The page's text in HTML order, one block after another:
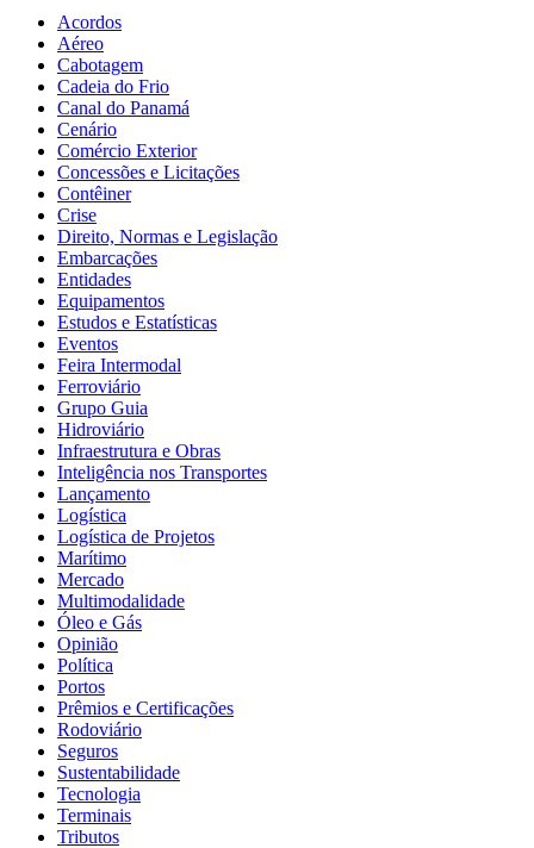
Acordos
Aéreo
Cabotagem
Cadeia do Frio
Canal do Panamá
Cenário
Comércio Exterior
Concessões e Licitações
Contêiner
Crise
Direito, Normas e Legislação
Embarcações
Entidades
Equipamentos
Estudos e Estatísticas
Eventos
Feira Intermodal
Ferroviário
Grupo Guia
Hidroviário
Infraestrutura e Obras
Inteligência nos Transportes
Lançamento
Logística
Logística de Projetos
Marítimo
Mercado
Multimodalidade
Óleo e Gás
Opinião
Política
Portos
Prêmios e Certificações
Rodoviário
Seguros
Sustentabilidade
Tecnologia
Terminais
Tributos